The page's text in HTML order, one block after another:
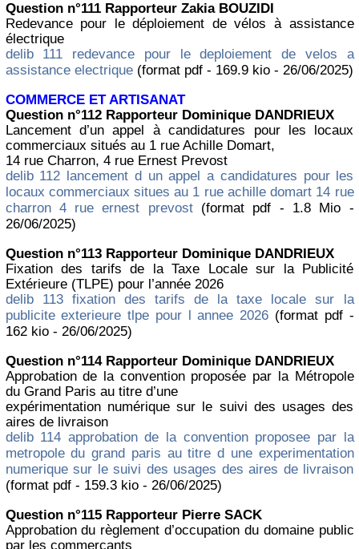
Question n°111 Rapporteur Zakia BOUZIDI
Redevance pour le déploiement de vélos à assistance
électrique
delib 111 redevance pour le deploiement de velos a
assistance electrique(format pdf - 169.9 kio - 26/06/2025)
COMMERCE ET ARTISANAT
Question n°112 Rapporteur Dominique DANDRIEUX
Lancement d’un appel à candidatures pour les locaux
commerciaux situés au 1 rue Achille Domart,
14 rue Charron, 4 rue Ernest Prevost
delib 112 lancement d un appel a candidatures pour les
locaux commerciaux situes au 1 rue achille domart 14 rue
charron 4 rue ernest prevost(format pdf - 1.8 Mio -
26/06/2025)
Question n°113 Rapporteur Dominique DANDRIEUX
Fixation des tarifs de la Taxe Locale sur la Publicité
Extérieure (TLPE) pour l’année 2026
delib 113 fixation des tarifs de la taxe locale sur la
publicite exterieure tlpe pour l annee 2026 (format pdf -
162 kio - 26/06/2025)
Question n°114 Rapporteur Dominique DANDRIEUX
Approbation de la convention proposée par la Métropole
du Grand Paris au titre d’une
expérimentation numérique sur le suivi des usages des
aires de livraison
delib 114 approbation de la convention proposee par la
metropole du grand paris au titre d une experimentation
numerique sur le suivi des usages des aires de livraison
(format pdf - 159.3 kio - 26/06/2025)
Question n°115 Rapporteur Pierre SACK
Approbation du règlement d’occupation du domaine public
par les commerçants